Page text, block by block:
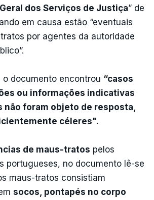
dos Serviços de Justiça” de
em causa estão “eventuais
por agentes da autoridade
o documento encontrou “casos
ou informações indicativas
não foram objeto de resposta,
céleres".
de maus-tratos pelos
portugueses, no documento lê-se
maus-tratos consistiam
socos, pontapés no corpo